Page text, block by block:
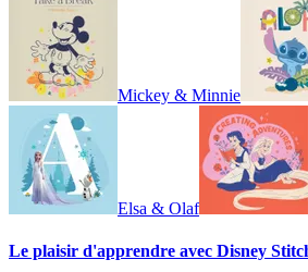
Mickey & Minnie
Elsa & Olaf
Le plaisir d'apprendre avec Disney